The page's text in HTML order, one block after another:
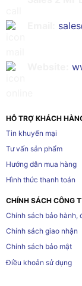
HỖ TRỢ KHÁCH
Tin khuyến mại
Tư vấn sản phẩm
Hướng dẫn mua hàng
Hình thức thanh toán
CHÍNH SÁCH CÔNG
Chính sách bảo hành,
Chính sách giao nhận
Chính sách bảo mật
Điều khoản sử dụng